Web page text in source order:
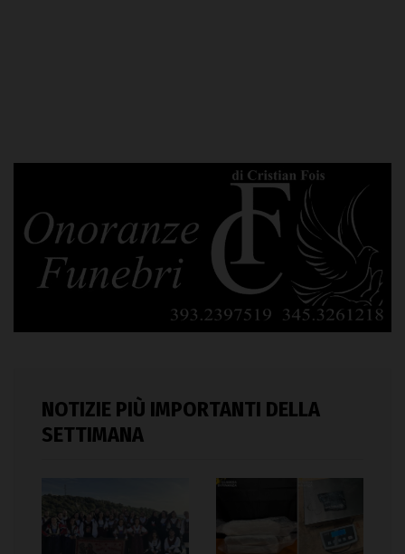
NOTIZIE PIÙ IMPORTANTI DELLA
SETTIMANA